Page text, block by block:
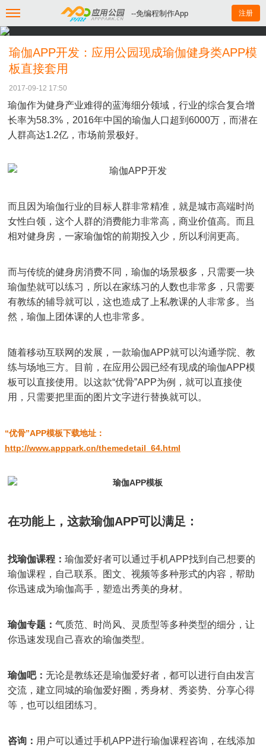
--免编程制作App 注册
瑜伽APP开发：应用公园现成瑜伽健身类APP模
板直接套用
2017-09-12 17:50
瑜伽作为健身产业难得的蓝海细分领域，行业的综合复合增
长率为58.3%，2016年中国的瑜伽人口超到6000万，而潜在
人群高达1.2亿，市场前景极好。
而且因为瑜伽行业的目标人群非常精准，就是城市高端时尚
女性白领，这个人群的消费能力非常高，商业价值高。而且
相对健身房，一家瑜伽馆的前期投入少，所以利润更高。
而与传统的健身房消费不同，瑜伽的场景极多，只需要一块
瑜伽垫就可以练习，所以在家练习的人数也非常多，只需要
有教练的辅导就可以，这也造成了上私教课的人非常多。当
然，瑜伽上团体课的人也非常多。
随着移动互联网的发展，一款瑜伽APP就可以沟通学院、教
练与场地三方。目前，在应用公园已经有现成的瑜伽APP模
板可以直接使用。以这款“优骨”APP为例，就可以直接使
用，只需要把里面的图片文字进行替换就可以。
“优骨”APP模板下载地址 ：
http://www.apppark.cn/themedetail_64.html
在功能上，这款瑜伽APP可以满足：
找瑜伽课程： 瑜伽爱好者可以通过手机APP找到自己想要的
瑜伽课程，自己联系。图文、视频等多种形式的内容，帮助
你迅速成为瑜伽高手，塑造出秀美的身材。
瑜伽专题： 气质范、时尚风、灵质型等多种类型的细分，让
你迅速发现自己喜欢的瑜伽类型。
瑜伽吧： 无论是教练还是瑜伽爱好者，都可以进行自由发言
交流，建立同城的瑜伽爱好圈，秀身材、秀姿势、分享心得
等，也可以组团练习。
咨询： 用户可以通过手机APP进行瑜伽课程咨询，在线添加